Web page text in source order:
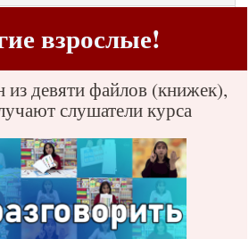
взрослые!
из девяти файлов (книжек),
слушатели курса